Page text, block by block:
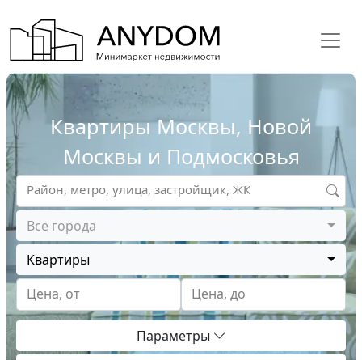
Квартиры Москвы, Новой
Москвы и Подмосковья
Все города
Квартиры
Цена, от
Цена, до
Район, метро, улица, застройщик, ЖК
Параметры